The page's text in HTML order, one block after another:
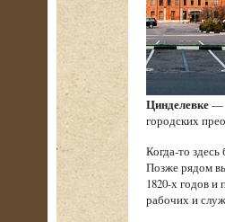
Цинделевке—
городских
Когда-то
Позже рядом
1820-х годов
рабочих и